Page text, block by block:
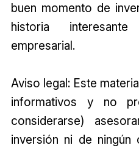
buen momento de
historia
empresarial.
Aviso legal: Este
informativos y no
considerarse)
inversión ni de